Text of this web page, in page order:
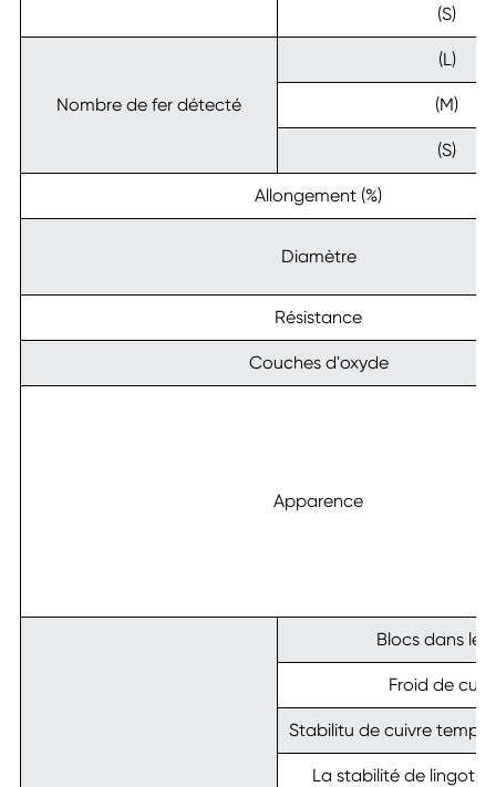
(S)
Nombre de fer détecté
(L)
(M)
(S)
Allongement (%)
Diamètre
Résistance
Couches d'oxyde
Apparence
Blocs dans le
Froid de
Stabilitu de cuivre
La stabilité de lingot